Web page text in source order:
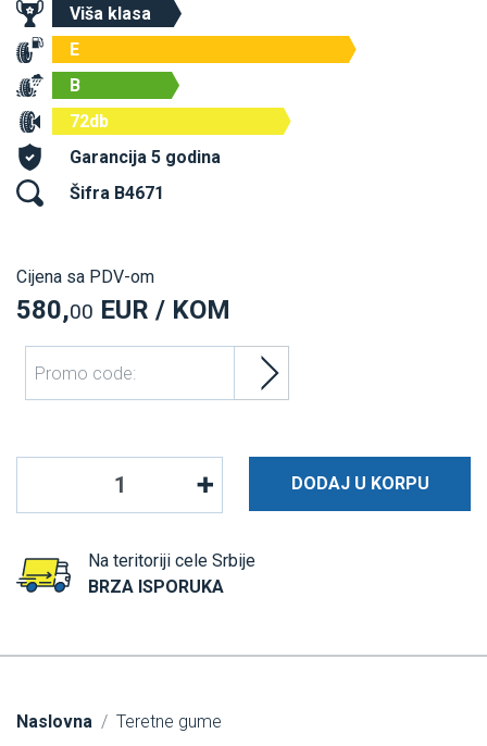
Viša klasa
E
B
72db
Garancija 5 godina
Šifra B4671
Cijena sa PDV-om
580,00 EUR / KOM
DODAJ U KORPU
Na teritoriji cele Srbije
BRZA ISPORUKA
Naslovna Teretne gume